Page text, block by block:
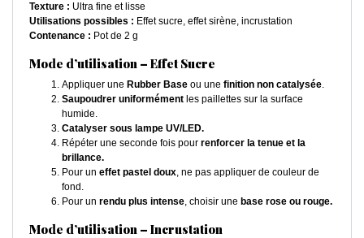
Texture : Ultra fine et lisse
Utilisations possibles : Effet sucre, effet sirène, incrustation
Contenance : Pot de 2 g
Mode d’utilisation – Effet Sucre
Appliquer une Rubber Base ou une finition non catalysée.
Saupoudrer uniformément les paillettes sur la surface
humide.
Catalyser sous lampe UV/LED.
Répéter une seconde fois pour renforcer la tenue et la
brillance.
Pour un effet pastel doux, ne pas appliquer de couleur de
fond.
Pour un rendu plus intense, choisir une base rose ou rouge.
Mode d’utilisation – Incrustation